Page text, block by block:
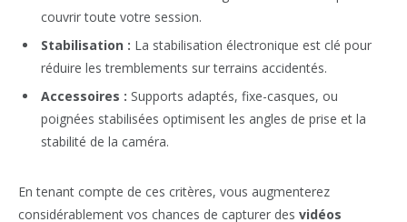
couvrir toute votre session.
Stabilisation : La stabilisation électronique est clé pour
réduire les tremblements sur terrains accidentés.
Accessoires : Supports adaptés, fixe-casques, ou
poignées stabilisées optimisent les angles de prise et la
stabilité de la caméra.
En tenant compte de ces critères, vous augmenterez
considérablement vos chances de capturer des vidéos